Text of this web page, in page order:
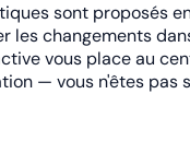
sont proposés
les changements
vous place au
— vous n'êtes pas